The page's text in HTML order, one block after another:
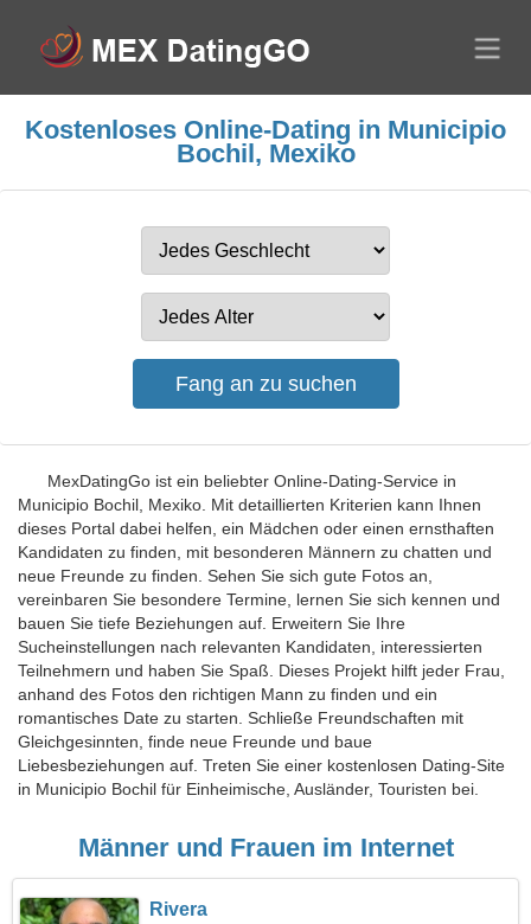
Kostenloses Online-Dating in Municipio
Bochil, Mexiko
MexDatingGo ist ein beliebter Online-Dating-Service in
Municipio Bochil, Mexiko. Mit detaillierten Kriterien kann Ihnen
dieses Portal dabei helfen, ein Mädchen oder einen ernsthaften
Kandidaten zu finden, mit besonderen Männern zu chatten und
neue Freunde zu finden. Sehen Sie sich gute Fotos an,
vereinbaren Sie besondere Termine, lernen Sie sich kennen und
bauen Sie tiefe Beziehungen auf. Erweitern Sie Ihre
Sucheinstellungen nach relevanten Kandidaten, interessierten
Teilnehmern und haben Sie Spaß. Dieses Projekt hilft jeder Frau,
anhand des Fotos den richtigen Mann zu finden und ein
romantisches Date zu starten. Schließe Freundschaften mit
Gleichgesinnten, finde neue Freunde und baue
Liebesbeziehungen auf. Treten Sie einer kostenlosen Dating-Site
in Municipio Bochil für Einheimische, Ausländer, Touristen bei.
Männer und Frauen im Internet
Rivera